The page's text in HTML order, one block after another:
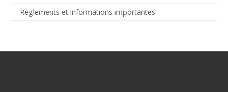
Règlements et informations importantes